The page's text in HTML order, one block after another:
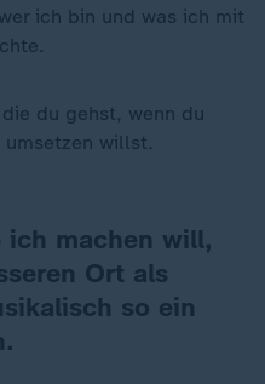
ich bin und was ich mit
du gehst, wenn du
willst.
ich machen will,
Ort als
so ein